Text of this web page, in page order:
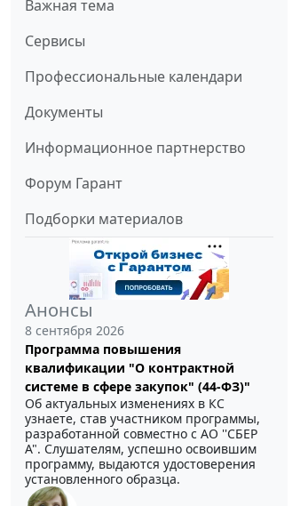
Важная тема
Сервисы
Профессиональные календари
Документы
Информационное партнерство
Форум Гарант
Подборки материалов
Анонсы
8 сентября 2026
Программа повышения
квалификации "О контрактной
системе в сфере закупок" (44-ФЗ)"
Об актуальных изменениях в КС
узнаете, став участником программы,
разработанной совместно с АО ''СБЕР
А". Слушателям, успешно освоившим
программу, выдаются удостоверения
установленного образца.